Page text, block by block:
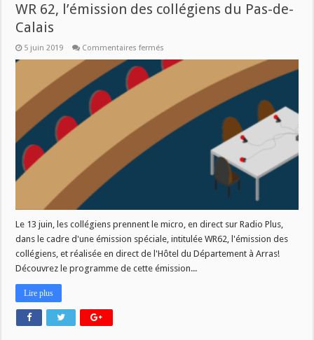
WR 62, l’émission des collégiens du Pas-de-
Calais
5 juin 2019 Commentaires fermés
62,
collégiens
Pas-
Calais
Le 13 juin, les collégiens prennent le micro, en direct sur Radio Plus,
dans le cadre d'une émission spéciale, intitulée WR62, l'émission des
collégiens, et réalisée en direct de l'Hôtel du Département à Arras!
Découvrez le programme de cette émission...
Lire plus